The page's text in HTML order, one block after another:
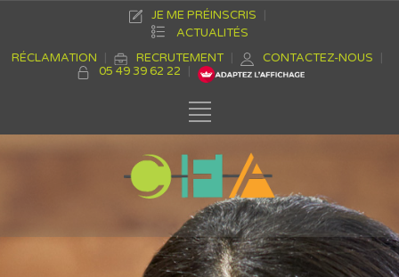
JE ME PRÉINSCRIS
ACTUALITÉS
RÉCLAMATION
RECRUTEMENT
CONTACTEZ-NOUS
05 49 39 62 22